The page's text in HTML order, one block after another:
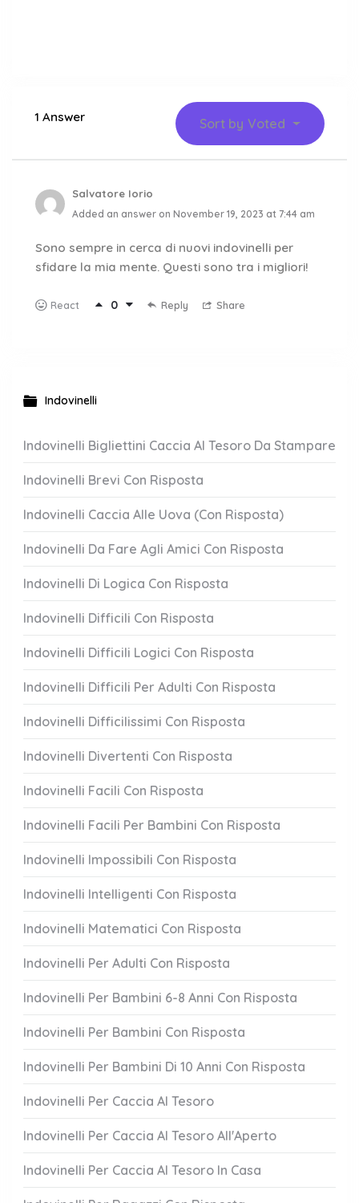
1 Answer Sort by Voted
Salvatore Iorio
Added an answer on November 19, 2023 at 7:44 am
Sono sempre in cerca di nuovi indovinelli per
sfidare la mia mente. Questi sono tra i migliori!
React 0 Reply Share
Indovinelli
Indovinelli Bigliettini Caccia Al Tesoro Da Stampare
Indovinelli Brevi Con Risposta
Indovinelli Caccia Alle Uova (Con Risposta)
Indovinelli Da Fare Agli Amici Con Risposta
Indovinelli Di Logica Con Risposta
Indovinelli Difficili Con Risposta
Indovinelli Difficili Logici Con Risposta
Indovinelli Difficili Per Adulti Con Risposta
Indovinelli Difficilissimi Con Risposta
Indovinelli Divertenti Con Risposta
Indovinelli Facili Con Risposta
Indovinelli Facili Per Bambini Con Risposta
Indovinelli Impossibili Con Risposta
Indovinelli Intelligenti Con Risposta
Indovinelli Matematici Con Risposta
Indovinelli Per Adulti Con Risposta
Indovinelli Per Bambini 6-8 Anni Con Risposta
Indovinelli Per Bambini Con Risposta
Indovinelli Per Bambini Di 10 Anni Con Risposta
Indovinelli Per Caccia Al Tesoro
Indovinelli Per Caccia Al Tesoro All'Aperto
Indovinelli Per Caccia Al Tesoro In Casa